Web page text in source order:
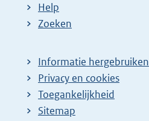
Help
Zoeken
Informatie hergebruiken
Privacy en cookies
Toegankelijkheid
Sitemap